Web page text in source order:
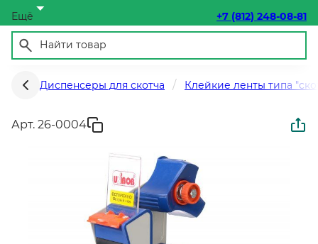
Ещё +7 (812) 248-08-81
Диспенсеры для скотча Клейкие ленты типа
Арт. 26-0004